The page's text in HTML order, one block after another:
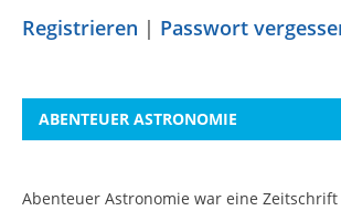
Registrieren | Passwort
ABENTEUER ASTRONOMIE
Abenteuer Astronomie war eine